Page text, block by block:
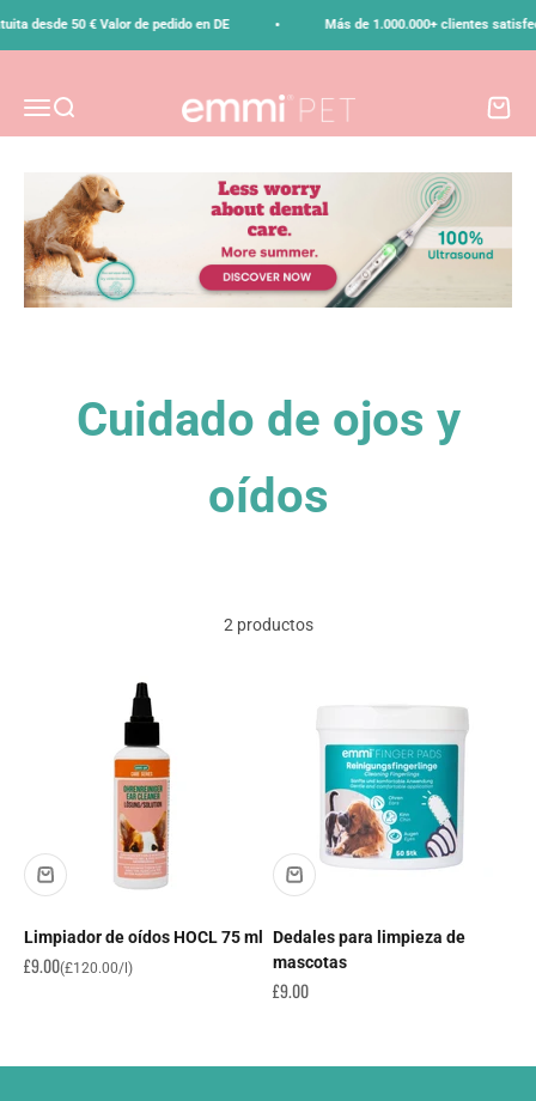
desde 50 € Valor de pedido en DE Más de 1.000.000+ clientes
MenúBuscar emmi-pet Carrito
Cuidado de ojos y
oídos
2 productos
Limpiador de oídos HOCL 75 ml
Precio de oferta
£9.00(£120.00/l)
Dedales para limpieza de
mascotas
Precio de oferta
£9.00